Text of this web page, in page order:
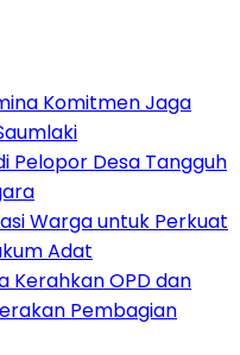
Komitmen Jaga
Pelopor Desa Tangguh
Warga untuk Perkuat
Adat
Kerahkan OPD dan
Pembagian